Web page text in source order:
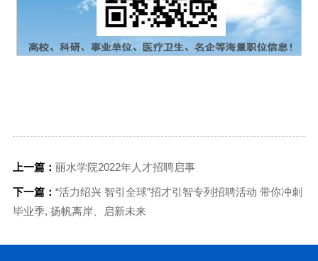
上一篇： 丽水学院2022年人才招聘启事
下一篇： “活力绍兴 智引全球”招才引智专列招聘活动 带你冲刺
毕业季, 扬帆离岸、启新未来